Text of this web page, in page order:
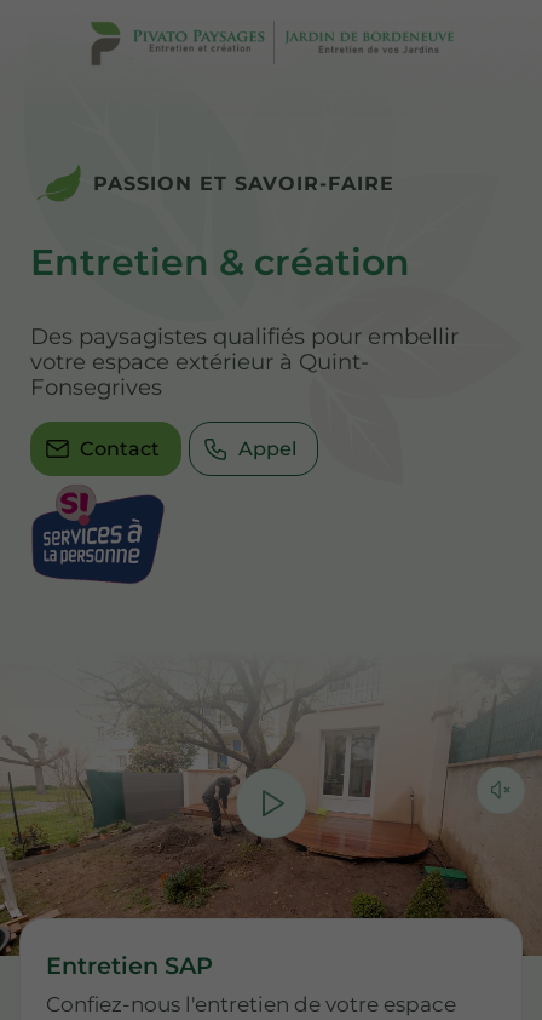
PASSION ET SAVOIR-FAIRE
Entretien & création
Des paysagistes qualifiés pour embellir
votre espace extérieur à Quint-
Fonsegrives
Contact Appel
Entretien SAP
Confiez-nous l'entretien de votre espace